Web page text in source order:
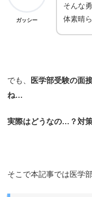
ガッシー
そんな
体素晴
でも、
医学部受験の面
ね…
実際はどうなの…？対
そこで本記事では医学